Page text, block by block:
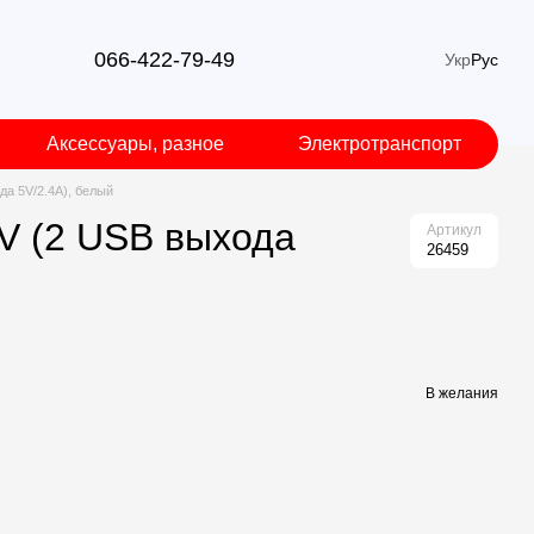
066-422-79-49 УкрРус
Аксессуары, разное Электротранспорт
5V/2.4A), белый
(2 USB выхода
Артикул
26459
В желания